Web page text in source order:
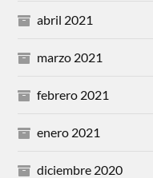
abril 2021
marzo 2021
febrero 2021
enero 2021
diciembre 2020